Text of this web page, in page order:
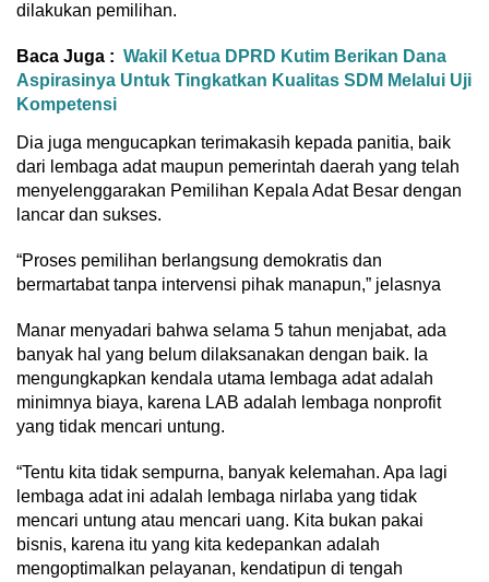
dilakukan pemilihan.
Baca Juga : Wakil Ketua DPRD Kutim Berikan Dana
Aspirasinya Untuk Tingkatkan Kualitas SDM Melalui Uji
Kompetensi
Dia juga mengucapkan terimakasih kepada panitia, baik
dari lembaga adat maupun pemerintah daerah yang telah
menyelenggarakan Pemilihan Kepala Adat Besar dengan
lancar dan sukses.
“Proses pemilihan berlangsung demokratis dan
bermartabat tanpa intervensi pihak manapun,” jelasnya
Manar menyadari bahwa selama 5 tahun menjabat, ada
banyak hal yang belum dilaksanakan dengan baik. Ia
mengungkapkan kendala utama lembaga adat adalah
minimnya biaya, karena LAB adalah lembaga nonprofit
yang tidak mencari untung.
“Tentu kita tidak sempurna, banyak kelemahan. Apa lagi
lembaga adat ini adalah lembaga nirlaba yang tidak
mencari untung atau mencari uang. Kita bukan pakai
bisnis, karena itu yang kita kedepankan adalah
mengoptimalkan pelayanan, kendatipun di tengah